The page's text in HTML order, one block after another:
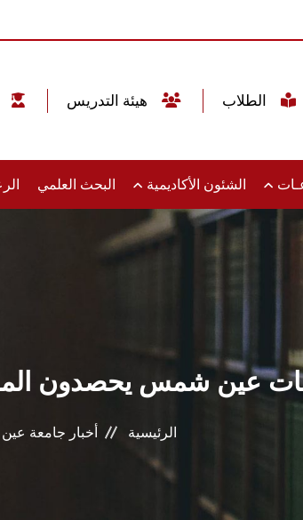
الشئون الأكاديمية البحث العلمي
عين شمس يحصدون
الرئيسية أخبار جامعة